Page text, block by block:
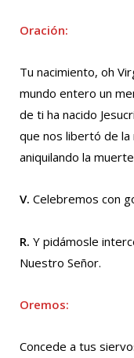
Oración:
Tu nacimiento, oh
mundo entero un
de ti ha nacido
que nos libertó de la
aniquilando la
V. Celebremos con
R. Y pidámosle
Nuestro Señor.
Oremos:
Concede a tus